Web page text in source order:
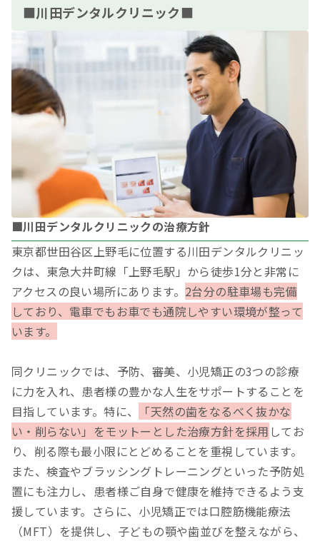
■川田デンタルクリニック■
■川田デンタルクリニックの治療方針
東京都世田谷区上野毛に位置する川田デンタルクリニッ
クは、東急大井町線「上野毛駅」から徒歩1分と非常に
アクセスの良い場所にあります。 2台分の駐車場も完備
しており、電車でもお車でも通院しやすい環境が整って
います。
同クリニックでは、予防、審美、小児矯正の3つの診療
に力を入れ、患者様の豊かな人生をサポートすることを
目指しています。特に、
「天然の歯をなるべく抜かな
い・削らない」をモットーとした治療方針を採用 してお
り、削る際も最小限にとどめることを重視しています。
また、検査やブラッシングトレーニングといった予防処
置にも注力し、患者様ご自身で健康を維持できるよう支
援しています。さらに、小児矯正では口腔筋機能療法
（MFT）を提供し、子どもの顎や歯並びを整えながら、